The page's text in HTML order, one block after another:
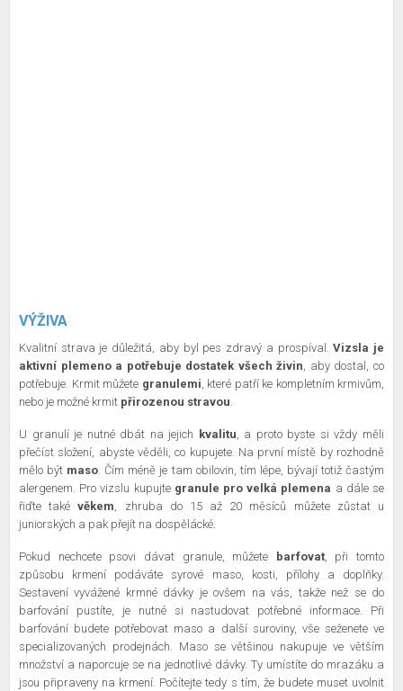
VÝŽIVA
Kvalitní strava je důležitá, aby byl pes zdravý a prospíval.Vizsla je
aktivní plemeno a potřebuje dostatek všech živin, aby dostal, co
potřebuje. Krmit můžete granulemi, které patří ke kompletním krmivům,
nebo je možné krmit přirozenou stravou.
U granulí je nutné dbát na jejich kvalitu, a proto byste si vždy měli
přečíst složení, abyste věděli, co kupujete. Na první místě by rozhodně
mělo být maso. Čím méně je tam obilovin, tím lépe, bývají totiž častým
alergenem. Pro vizslu kupujte granule pro velká plemena a dále se
řiďte takévěkem, zhruba do 15 až 20 měsíců můžete zůstat u
juniorských a pak přejít na dospělácké.
Pokud nechcete psovi dávat granule, můžete barfovat, při tomto
způsobu krmení podáváte syrové maso, kosti, přílohy a doplňky.
Sestavení vyvážené krmné dávky je ovšem na vás, takže než se do
barfování pustíte, je nutné si nastudovat potřebné informace. Při
barfování budete potřebovat maso a další suroviny, vše seženete ve
specializovaných prodejnách. Maso se většinou nakupuje ve větším
množství a naporcuje se na jednotlivé dávky. Ty umístíte do mrazáku a
jsou připraveny na krmení. Počítejte tedy s tím, že budete muset uvolnit